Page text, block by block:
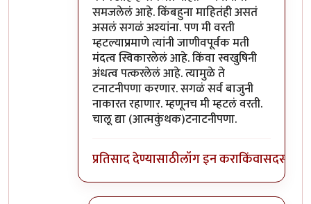
समजलेलं आहे. किंबहुना माहितंही असतं
असलं सगळं अश्यांना. पण मी वरती
म्हटल्याप्रमाणे त्यांनी जाणीवपूर्वक मती
मंदत्व स्विकारलेलं आहे. किंवा स्वखुषिनी
अंधत्व पत्करलेलं आहे. त्यामुळे ते
टनाटनीपणा करणार. सगळं सर्व बाजुनी
नाकारत रहाणार. म्हणूनच मी म्हटलं वरती.
चालू द्या (आत्मकुंथक)टनाटनीपणा.
प्रतिसाद देण्यासाठीलॉग इन कराकिंवासदस्य व्हा